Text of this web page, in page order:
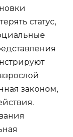
статус,
законом,